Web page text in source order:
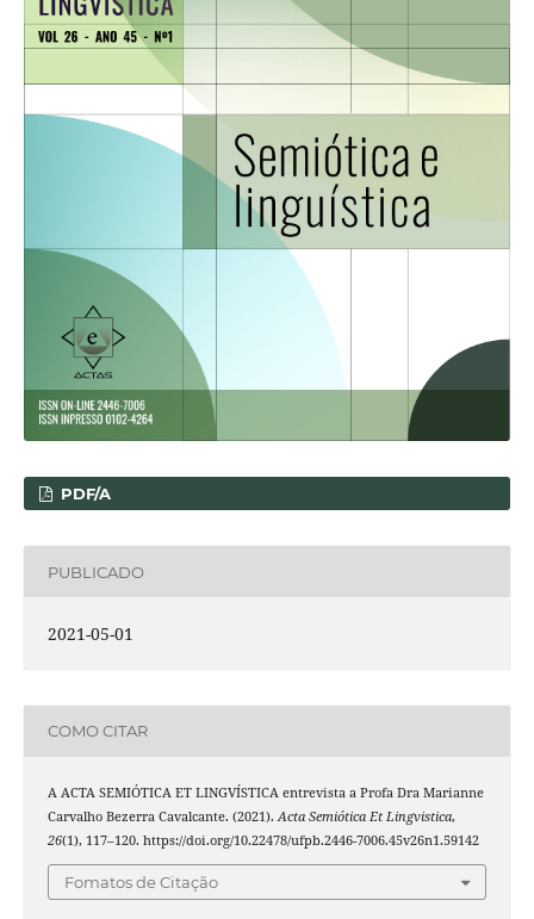
PDF/A
PUBLICADO
2021-05-01
COMO CITAR
A ACTA SEMIÓTICA ET LINGVÍSTICA entrevista a Profa Dra Marianne
Carvalho Bezerra Cavalcante. (2021). Acta Semiótica Et Lingvistica,
26(1), 117–120. https://doi.org/10.22478/ufpb.2446-7006.45v26n1.59142
Fomatos de Citação